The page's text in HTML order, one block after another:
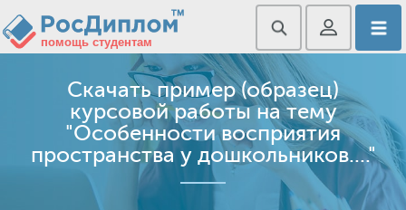
Скачать пример (образец)
курсовой работы на тему
"Особенности восприятия
пространства у дошкольников...."